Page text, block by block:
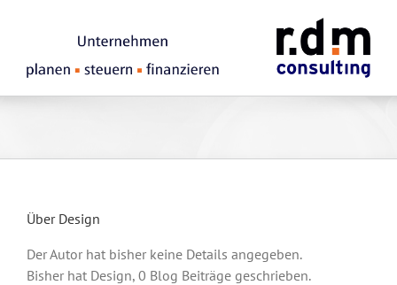
Über Design
Der Autor hat bisher keine Details angegeben.
Bisher hat Design, 0 Blog Beiträge geschrieben.